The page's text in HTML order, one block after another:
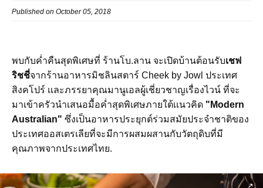
Published on October 05, 2018
พบกับค่ำคืนสุดพิเศษที่ ร้านโบ.ลาน จะเปิดบ้านต้อนรับเชฟ
ริชชี่จากร้านอาหารมิชลินสตาร์ Cheek by Jowl ประเทศ
สิงคโปร์ เเละภรรยาคุณมานูเอลผู้เชี่ยวชาญเรื่องไวน์ ที่จะ
มาเข้าครัวนำเสนอมื้อค่ำสุดพิเศษภายใต้เเนวคิด "Modern
Australian" ซึ่งเป็นอาหารประยุกต์ร่วมสมัยประจำชาติของ
ประเทศออสเตรเลียที่จะมีการผสมผสานกับวัตถุดิบที่มี
คุณภาพจากประเทศไทย.